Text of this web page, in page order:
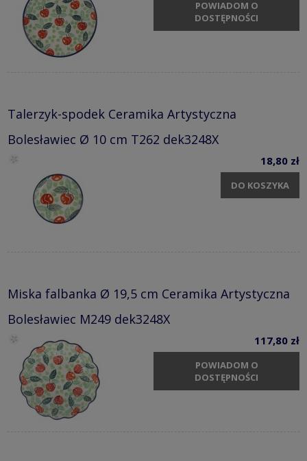
POWIADOM O
DOSTĘPNOŚCI
Talerzyk-spodek Ceramika Artystyczna
Bolesławiec Ø 10 cm T262 dek3248X
18,80 zł
DO KOSZYKA
Miska falbanka Ø 19,5 cm Ceramika Artystyczna
Bolesławiec M249 dek3248X
117,80 zł
POWIADOM O
DOSTĘPNOŚCI